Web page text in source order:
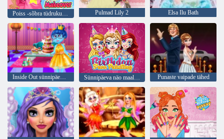
Pulmad Lily 2 Elsa Ilu Bath
Inside Out sünnipäevapidu Sünnipäeva näo maalimine Punaste vaipade tähed